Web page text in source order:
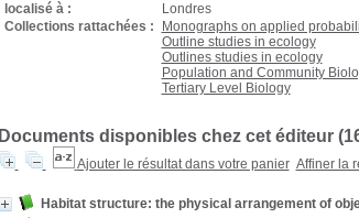
localisé à :
Londres
Collections rattachées :
Monographs on applied
Outline studies in ecology
Outlines studies in ecology
Population and Community
Tertiary Level Biology
Documents disponibles chez cet éditeur (
Ajouter le résultat dans votre panier Affiner la
Habitat structure: the physical arrangement of